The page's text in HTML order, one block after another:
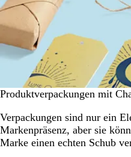
Produktverpackungen mit
Verpackungen sind nur ein
Markenpräsenz, aber sie
Marke einen echten Schub